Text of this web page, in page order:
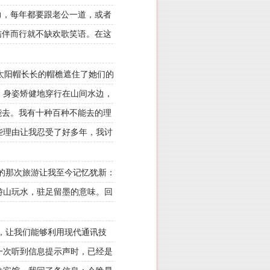
每年都要跟老公一道，或者
而行就不缺欢歌笑语。在这
阳帽长长的帽檐遮住了她们的
姿矫健地穿行在山间水边，
。我有十种百种不能去的理
由让我忍受了好多年，我讨
次旅游让我至今记忆犹新：
玩水，驻足留墨的意味。回
让我们能够利用现代通讯技
听到信息提示声时，已经是